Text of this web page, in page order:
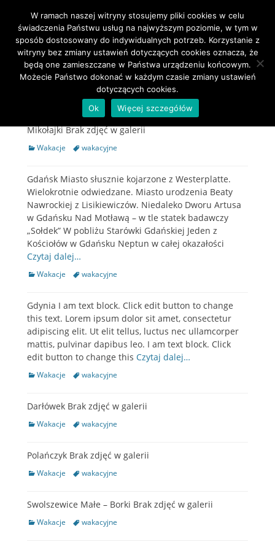
Primary Menu
Skip
to
content
Tag:wakacyjne
Okuninka Brak zdjęć w galerii
Tagswakacyjne
Mikołajki Brak zdjęć w galerii
Categories
Wakacje Tagswakacyjne
Gdańsk Miasto słusznie kojarzone z Westerplatte.
Wielokrotnie odwiedzane. Miasto urodzenia Beaty
Nawrockiej z Lisikiewiczów. Niedaleko Dworu Artusa
w Gdańsku Nad Motławą – w tle statek badawczy
„Sołdek” W pobliżu Starówki Gdańskiej Jeden z
Kościołów w Gdańsku Neptun w całej okazałości
Czytaj dalej…
Categories
Wakacje Tagswakacyjne
Gdynia I am text block. Click edit button to change
this text. Lorem ipsum dolor sit amet, consectetur
adipiscing elit. Ut elit tellus, luctus nec ullamcorper
mattis, pulvinar dapibus leo. I am text block. Click
edit button to change this Czytaj dalej…
Categories
Wakacje Tagswakacyjne
Darłówek Brak zdjęć w galerii
Categories
Wakacje Tagswakacyjne
Polańczyk Brak zdjęć w galerii
Categories
Wakacje Tagswakacyjne
Swolszewice Małe – Borki Brak zdjęć w galerii
Categories
Wakacje Tagswakacyjne
W ramach naszej witryny stosujemy pliki cookies w celu
świadczenia Państwu usług na najwyższym poziomie, w tym w
sposób dostosowany do indywidualnych potrzeb. Korzystanie z
witryny bez zmiany ustawień dotyczących cookies oznacza, że
będą one zamieszczane w Państwa urządzeniu końcowym.
Możecie Państwo dokonać w każdym czasie zmiany ustawień
dotyczących cookies.
Ok
Więcej szczegółów